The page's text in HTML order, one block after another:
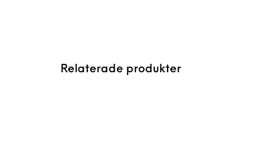
Relaterade produkter